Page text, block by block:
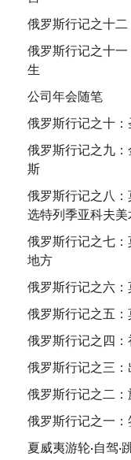
俄罗斯行记之十
俄罗斯行记之十
生
公司年会随笔
俄罗斯行记之十
俄罗斯行记之九：
斯
俄罗斯行记之八
选特列季亚科夫美
俄罗斯行记之七
地方
俄罗斯行记之六
俄罗斯行记之五
俄罗斯行记之四
俄罗斯行记之三
俄罗斯行记之二：
俄罗斯行记之一：
夏威夷游轮·自驾·